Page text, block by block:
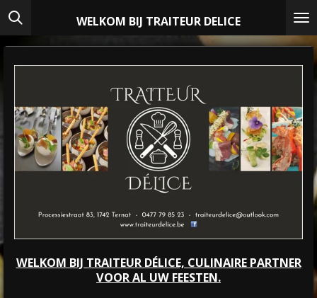
Ga
direct
WELKOM BIJ TRAITEUR DELICE
WELKOM BIJ TRAITEUR DÉLICE, CULINAIRE PARTNER
VOOR AL UW FEESTEN.